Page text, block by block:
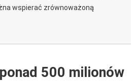
wspierać zrównoważoną
500 milionów